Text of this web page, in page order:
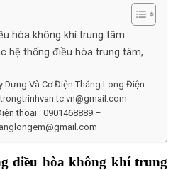
hòa không khí trung tâm:
hệ thống điều hòa trung tâm,
Dựng Và Cơ Điện Thăng Long Điện
thoại : 0901468889 –
điều hòa không khí trung